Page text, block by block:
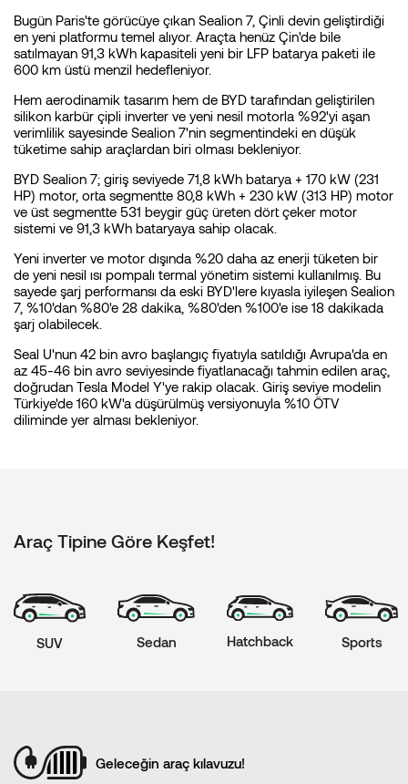
Bugün Paris'te görücüye çıkan Sealion 7, Çinli devin geliştirdiği
en yeni platformu temel alıyor. Araçta henüz Çin'de bile
satılmayan 91,3 kWh kapasiteli yeni bir LFP batarya paketi ile
600 km üstü menzil hedefleniyor.
Hem aerodinamik tasarım hem de BYD tarafından geliştirilen
silikon karbür çipli inverter ve yeni nesil motorla %92'yi aşan
verimlilik sayesinde Sealion 7'nin segmentindeki en düşük
tüketime sahip araçlardan biri olması bekleniyor.
BYD Sealion 7; giriş seviyede 71,8 kWh batarya + 170 kW (231
HP) motor, orta segmentte 80,8 kWh + 230 kW (313 HP) motor
ve üst segmentte 531 beygir güç üreten dört çeker motor
sistemi ve 91,3 kWh bataryaya sahip olacak.
Yeni inverter ve motor dışında %20 daha az enerji tüketen bir
de yeni nesil ısı pompalı termal yönetim sistemi kullanılmış. Bu
sayede şarj performansı da eski BYD'lere kıyasla iyileşen Sealion
7, %10'dan %80'e 28 dakika, %80'den %100'e ise 18 dakikada
şarj olabilecek.
Seal U'nun 42 bin avro başlangıç fiyatıyla satıldığı Avrupa'da en
az 45-46 bin avro seviyesinde fiyatlanacağı tahmin edilen araç,
doğrudan Tesla Model Y'ye rakip olacak. Giriş seviye modelin
Türkiye'de 160 kW'a düşürülmüş versiyonuyla %10 ÖTV
diliminde yer alması bekleniyor.
Araç Tipine Göre Keşfet!
SUV Sedan Hatchback Sports
Geleceğin araç kılavuzu!